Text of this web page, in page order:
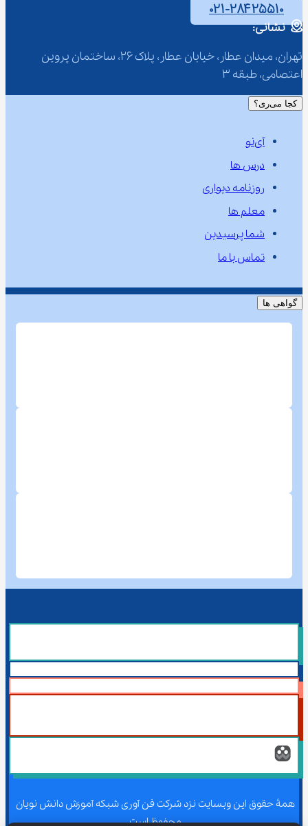
۰۲۱-۲۸۴۲۵۵۱۰
نشانی:
تهران، میدان عطار، خیابان عطار، پلاک 26، ساختمان پروین
اعتصامی، طبقه 3
کجا می‌ری؟
آی‌نو
درس ها
روزنامه دیواری
معلم ها
شما پرسیدین
تماس با ما
گواهی ها
همۀ حقوق این وبسایت نزد شرکت فن آوری شبکه آموزش دانش نویان
محفوظ است.